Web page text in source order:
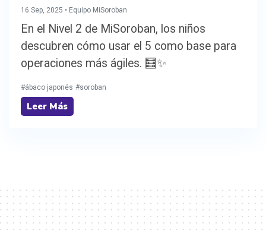
16 Sep, 2025 • Equipo MiSoroban
En el Nivel 2 de MiSoroban, los niños
descubren cómo usar el 5 como base para
operaciones más ágiles. 🧮✨
#ábaco japonés #soroban
Leer Más